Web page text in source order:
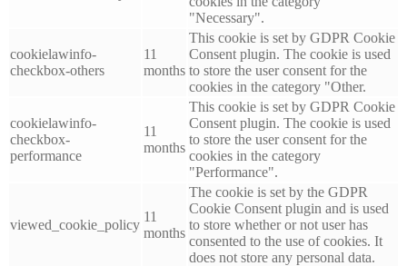
"Necessary".
cookielawinfo-
checkbox-others
11
months
This cookie is set by GDPR Cookie
Consent plugin. The cookie is used
to store the user consent for the
cookies in the category "Other.
cookielawinfo-
checkbox-
performance
11
months
This cookie is set by GDPR Cookie
Consent plugin. The cookie is used
to store the user consent for the
cookies in the category
"Performance".
viewed_cookie_policy
11
months
The cookie is set by the GDPR
Cookie Consent plugin and is used
to store whether or not user has
consented to the use of cookies. It
does not store any personal data.